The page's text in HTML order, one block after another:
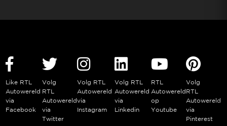
Like RTL
Autowereld
via
Facebook
Volg
RTL
Autowereld
via
Twitter
Volg RTL
Autowereld
via
Instagram
Volg RTL
Autowereld
via
Linkedin
RTL
Autowereld
op
Youtube
Volg
RTL
Autowereld
via
Pinterest